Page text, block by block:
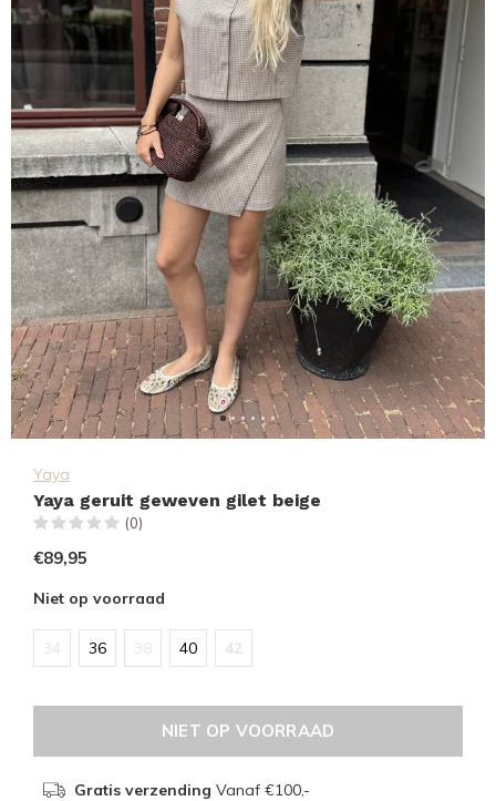
Yaya
Yaya geruit geweven gilet beige
(0)
€89,95
Niet op voorraad
34 36 38 40 42
NIET OP VOORRAAD
Gratis verzending Vanaf €100,-